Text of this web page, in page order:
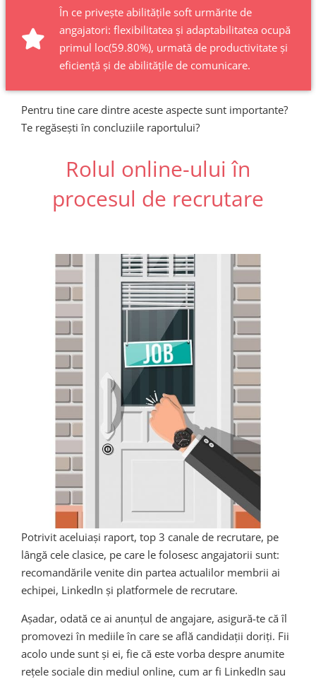
În ce privește abilitățile soft urmărite de
angajatori: flexibilitatea și adaptabilitatea ocupă
primul loc(59.80%), urmată de productivitate și
eficiență și de abilitățile de comunicare.
Pentru tine care dintre aceste aspecte sunt importante?
Te regăsești în concluziile raportului?
Rolul online-ului în
procesul de recrutare
Potrivit aceluiași raport, top 3 canale de recrutare, pe
lângă cele clasice, pe care le folosesc angajatorii sunt:
recomandările venite din partea actualilor membrii ai
echipei, LinkedIn și platformele de recrutare.
Așadar, odată ce ai anunțul de angajare, asigură-te că îl
promovezi în mediile în care se află candidații doriți. Fii
acolo unde sunt și ei, fie că este vorba despre anumite
rețele sociale din mediul online, cum ar fi LinkedIn sau